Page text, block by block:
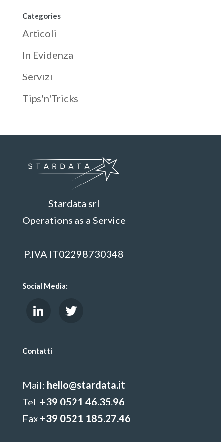
Categories
Articoli
In Evidenza
Servizi
Tips'n'Tricks
Stardata srl
Operations as a Service
P.IVA IT02298730348
Social Media:
Contatti
Mail: hello@stardata.it
Tel. +39 0521 46.35.96
Fax +39 0521 185.27.46